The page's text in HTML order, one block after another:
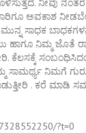
ನೀವು ನಂತರ
ಅವಕಾಶ
ಸಾಧಕ
ಹಾಗೂ ನಿಮ್ಮ ಜೊತೆ
ಕೆಲಸಕ್ಕೆ
ನಿಮಗೆ
. ಕರೆ ಮಾಡಿ
?t=0